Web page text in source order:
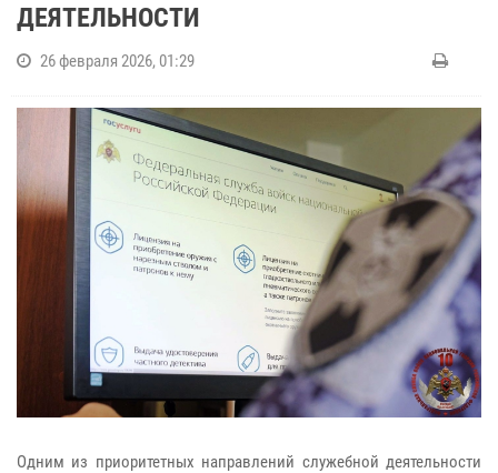
ДЕЯТЕЛЬНОСТИ
26 февраля 2026, 01:29
Одним из приоритетных направлений служебной деятельности